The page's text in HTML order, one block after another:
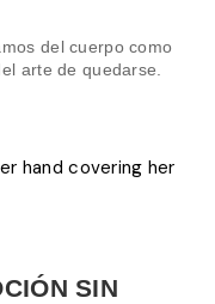
del cuerpo como
arte de quedarse.
SIN